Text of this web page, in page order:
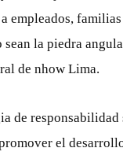
empleados,
la piedra
de nhow Lima.
de
el